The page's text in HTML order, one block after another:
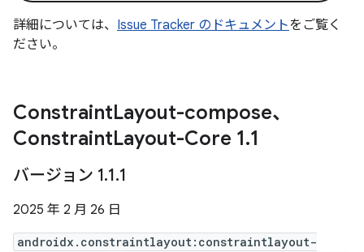
詳細については、 Issue Tracker のドキュメントをご覧く
ださい。
ConstraintLayout-compose、
ConstraintLayout-Core 1.1
バージョン 1.1.1
2025 年 2 月 26 日
androidx.constraintlayout:constraintlayout-